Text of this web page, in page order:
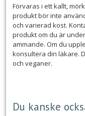
Förvaras i ett kallt,
produkt bör inte
och varierad kost.
produkt om du är
ammande. Om du
konsultera din läkare.
och veganer.
Du kanske